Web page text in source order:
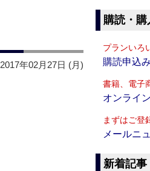
2017年02月27日 (月)
購読・
プランいろ
購読申込
書籍、電子
オンライ
まずはご登
メールニ
新着記事